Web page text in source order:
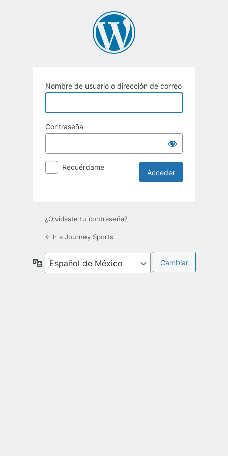
Nombre de usuario o dirección de correo
Contraseña
Recuérdame
¿Olvidaste tu contraseña?
← Ir a Journey Sports
Idioma